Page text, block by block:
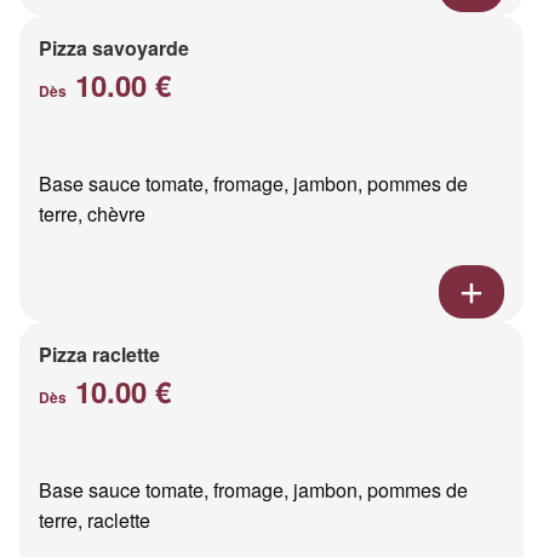
Pizza savoyarde
Dès 10.00 €
Base sauce tomate, fromage, jambon, pommes de
terre, chèvre
Pizza raclette
Dès 10.00 €
Base sauce tomate, fromage, jambon, pommes de
terre, raclette